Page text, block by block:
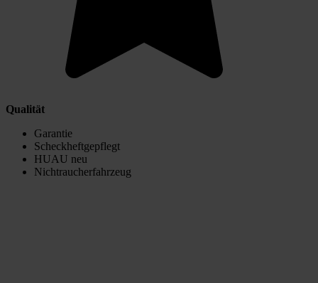
Qualität
Garantie
Scheckheftgepflegt
HUAU neu
Nichtraucherfahrzeug